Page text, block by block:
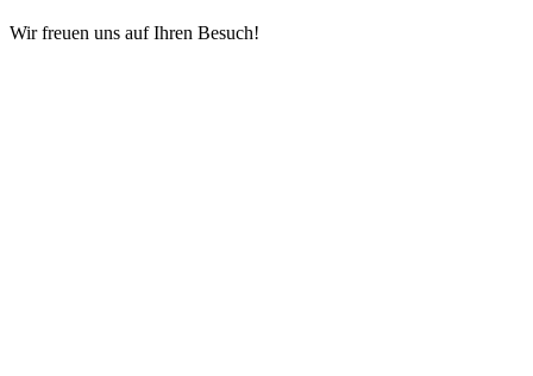
Wir freuen uns auf Ihren Besuch!